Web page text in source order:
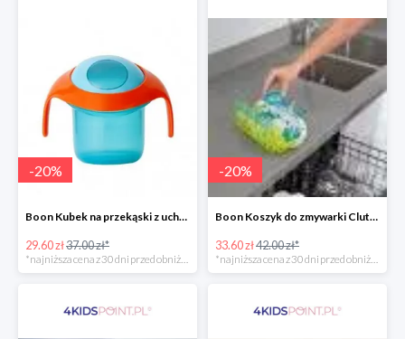
-20%
Boon Kubek na przekąski z uchwytami -20%
29.60 zł37.00 zł*
*najniższa cena z 30 dni przed obniżką
-20%
Boon Koszyk do zmywarki Clutch -20%
33.60 zł42.00 zł*
*najniższa cena z 30 dni przed obniżką